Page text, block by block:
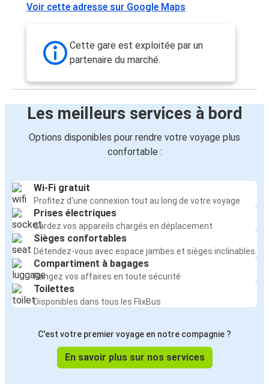
Voir cette adresse sur Google Maps
Cette gare est exploitée par un
partenaire du marché.
Les meilleurs services à bord
Options disponibles pour rendre votre voyage plus
confortable :
Wi-Fi gratuit
Profitez d'une connexion tout au long de votre voyage
Prises électriques
Gardez vos appareils chargés en déplacement
Sièges confortables
Détendez-vous avec espace jambes et sièges inclinables
Compartiment à bagages
Rangez vos affaires en toute sécurité
Toilettes
Disponibles dans tous les FlixBus
C'est votre premier voyage en notre compagnie ?
En savoir plus sur nos services